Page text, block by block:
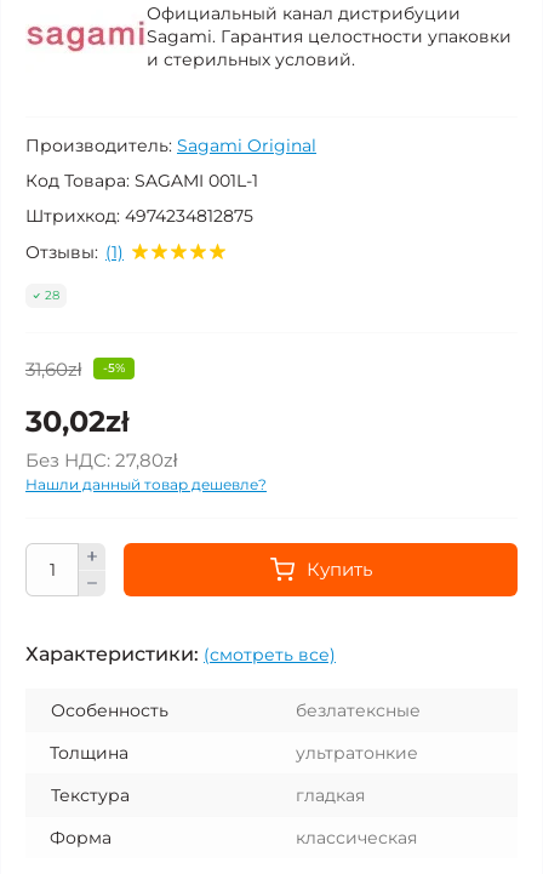
Официальный канал дистрибуции
Sagami. Гарантия целостности упаковки
и стерильных условий.
Производитель: Sagami Original
Код Товара: SAGAMI 001L-1
Штрихкод: 4974234812875
Отзывы: (1)
28
31,60zł -5%
30,02zł
Без НДС: 27,80zł
Нашли данный товар дешевле?
Купить
Характеристики: (смотреть все)
Особенность
безлатексные
Толщина
ультратонкие
Текстура
гладкая
Форма
классическая